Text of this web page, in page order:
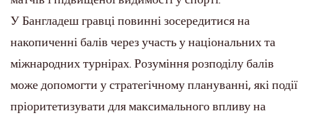
У Бангладеш гравці повинні зосередитися на
накопиченні балів через участь у національних та
міжнародних турнірах. Розуміння розподілу балів
може допомогти у стратегічному плануванні, які події
пріоритетизувати для максимального впливу на